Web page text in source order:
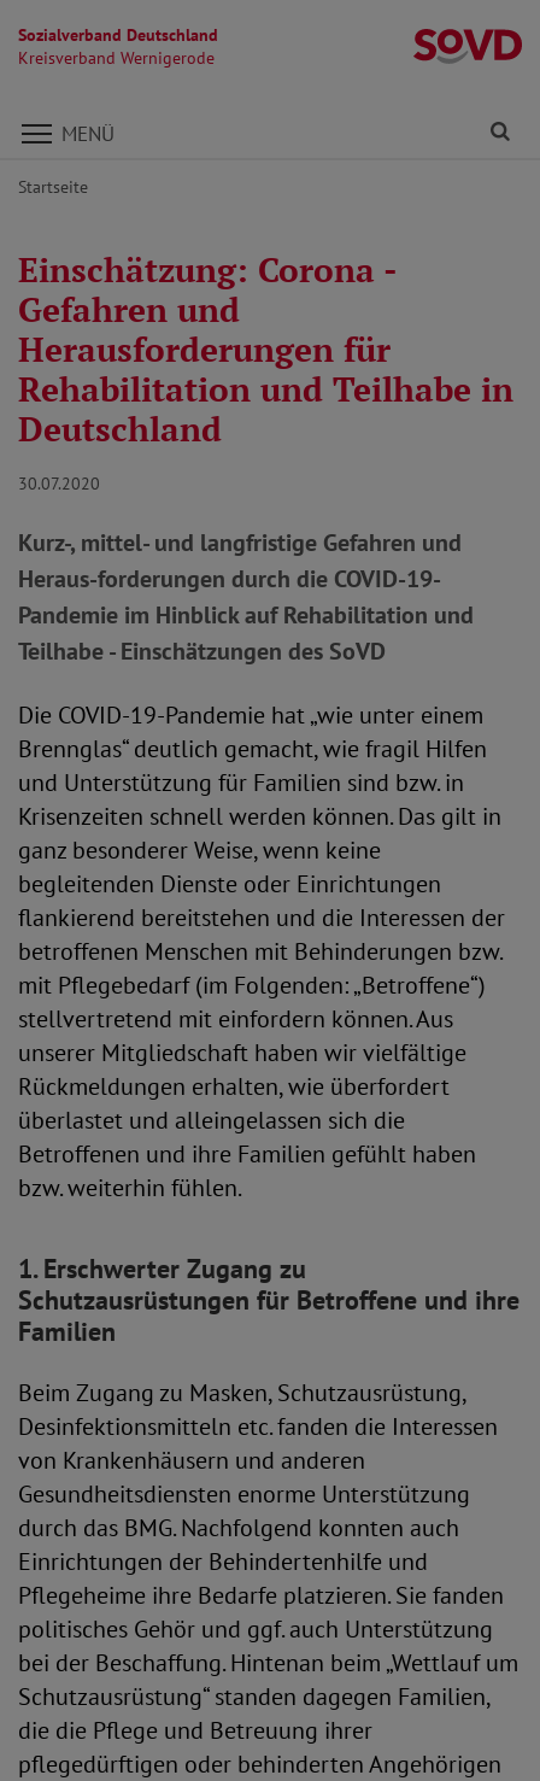
Sozialverband Deutschland
Kreisverband Wernigerode
Direkt zu den Inhalten springen
MENÜ
Startseite
Einschätzung: Corona -
Gefahren und
Herausforderungen für
Rehabilitation und Teilhabe in
Deutschland
30.07.2020
Kurz-, mittel- und langfristige Gefahren und
Heraus-forderungen durch die COVID-19-
Pandemie im Hinblick auf Rehabilitation und
Teilhabe - Einschätzungen des SoVD
Die COVID-19-Pandemie hat „wie unter einem
Brennglas“ deutlich gemacht, wie fragil Hilfen
und Unterstützung für Familien sind bzw. in
Krisenzeiten schnell werden können. Das gilt in
ganz besonderer Weise, wenn keine
begleitenden Dienste oder Einrichtungen
flankierend bereitstehen und die Interessen der
betroffenen Menschen mit Behinderungen bzw.
mit Pflegebedarf (im Folgenden: „Betroffene“)
stellvertretend mit einfordern können. Aus
unserer Mitgliedschaft haben wir vielfältige
Rückmeldungen erhalten, wie überfordert
überlastet und alleingelassen sich die
Betroffenen und ihre Familien gefühlt haben
bzw. weiterhin fühlen.
1. Erschwerter Zugang zu
Schutzausrüstungen für Betroffene und ihre
Familien
Beim Zugang zu Masken, Schutzausrüstung,
Desinfektionsmitteln etc. fanden die Interessen
von Krankenhäusern und anderen
Gesundheitsdiensten enorme Unterstützung
durch das BMG. Nachfolgend konnten auch
Einrichtungen der Behindertenhilfe und
Pflegeheime ihre Bedarfe platzieren. Sie fanden
politisches Gehör und ggf. auch Unterstützung
bei der Beschaffung. Hintenan beim „Wettlauf um
Schutzausrüstung“ standen dagegen Familien,
die die Pflege und Betreuung ihrer
pflegedürftigen oder behinderten Angehörigen